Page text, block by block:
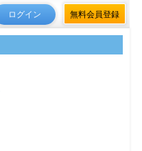
ログイン 無料会員登録